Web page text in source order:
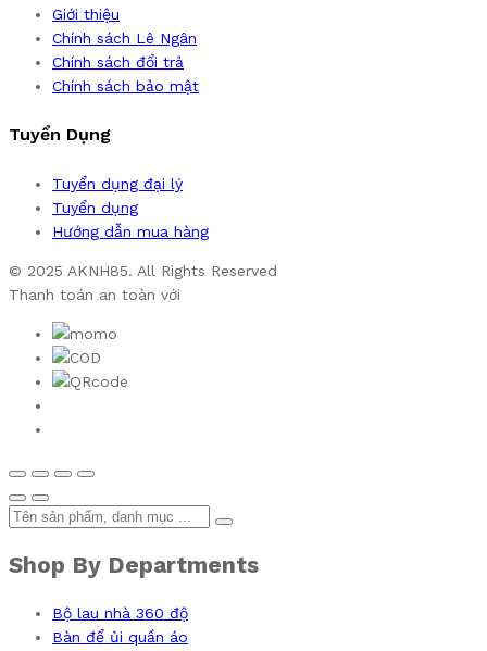
Giới thiệu
Chính sách Lê Ngân
Chính sách đổi trả
Chính sách bảo mật
Tuyển Dụng
Tuyển dụng đại lý
Tuyển dụng
Hướng dẫn mua hàng
© 2025 AKNH85. All Rights Reserved
Thanh toán an toàn với
Shop By Departments
Bộ lau nhà 360 độ
Bàn để ủi quần áo